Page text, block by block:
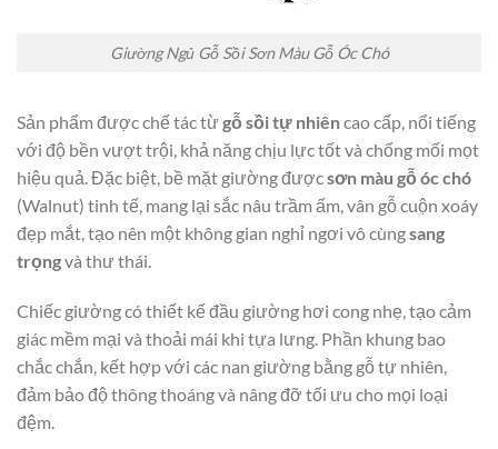
Giường Ngủ Gỗ Sồi Sơn Màu Gỗ Óc Chó
Sản phẩm được chế tác từgỗ sồi tự nhiêncao cấp, nổi tiếng
với độ bền vượt trội, khả năng chịu lực tốt và chống mối mọt
hiệu quả. Đặc biệt, bề mặt giường đượcsơn màu gỗ óc chó
(Walnut) tinh tế, mang lại sắc nâu trầm ấm, vân gỗ cuộn xoáy
đẹp mắt, tạo nên một không gian nghỉ ngơi vô cùngsang
trọngvà thư thái.
Chiếc giường có thiết kế đầu giường hơi cong nhẹ, tạo cảm
giác mềm mại và thoải mái khi tựa lưng. Phần khung bao
chắc chắn, kết hợp với các nan giường bằng gỗ tự nhiên,
đảm bảo độ thông thoáng và nâng đỡ tối ưu cho mọi loại
đệm.